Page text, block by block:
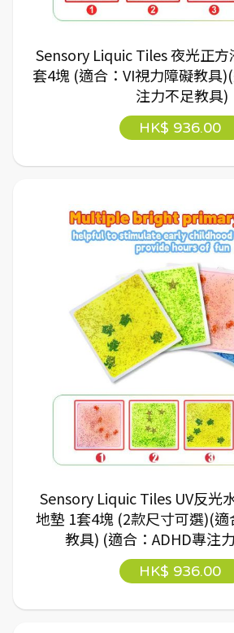
Sensory Liquic Tiles 夜光正方
套4塊 (適合：VI視力障礙教具
注力不足教具)
HK$ 936.00
Sensory Liquic Tiles UV反光
地墊 1套4塊 (2款尺寸可選)(適
教具) (適合：ADHD專注
HK$ 936.00